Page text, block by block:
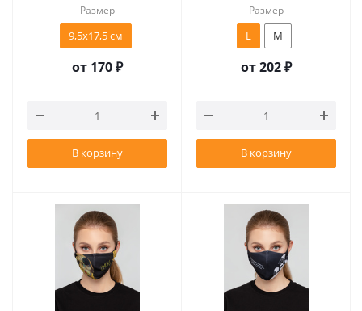
Размер
9,5х17,5 см
от 170 ₽
В корзину
Размер
L M
от202 ₽
В корзину